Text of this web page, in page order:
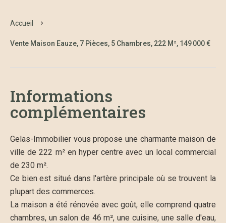
Accueil
Vente Maison Eauze, 7 Pièces, 5 Chambres, 222 M², 149 000 €
Informations
complémentaires
Gelas-Immobilier vous propose une charmante maison de
ville de 222 m² en hyper centre avec un local commercial
de 230 m².
Ce bien est situé dans l'artère principale où se trouvent la
plupart des commerces.
La maison a été rénovée avec goût, elle comprend quatre
chambres, un salon de 46 m², une cuisine, une salle d'eau,